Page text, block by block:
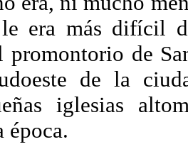
era más difícil
promontorio de
de la
iglesias
época.